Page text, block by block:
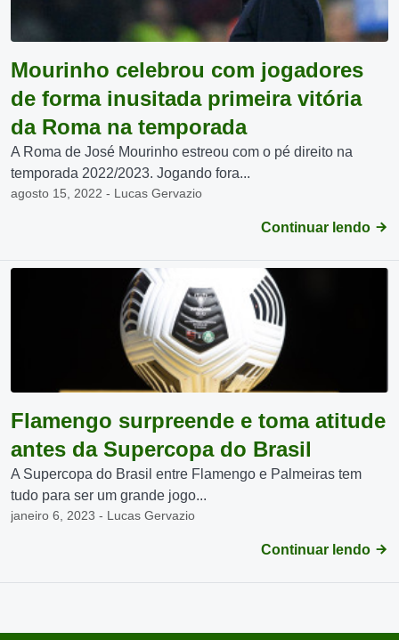
Mourinho celebrou com jogadores
de forma inusitada primeira vitória
da Roma na temporada
A Roma de José Mourinho estreou com o pé direito na
temporada 2022/2023. Jogando fora...
agosto 15, 2022 - Lucas Gervazio
Continuar lendo
Flamengo surpreende e toma atitude
antes da Supercopa do Brasil
A Supercopa do Brasil entre Flamengo e Palmeiras tem
tudo para ser um grande jogo...
janeiro 6, 2023 - Lucas Gervazio
Continuar lendo